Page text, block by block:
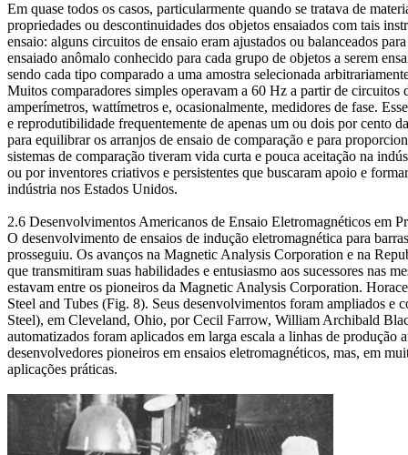
Em quase todos os casos, particularmente quando se tratava de
propriedades ou descontinuidades dos objetos ensaiados com tais
ensaio: alguns circuitos de ensaio eram ajustados ou balanceados
ensaiado anômalo conhecido para cada grupo de objetos a serem
sendo cada tipo comparado a uma amostra selecionada
Muitos comparadores simples operavam a 60 Hz a partir de
amperímetros, wattímetros e, ocasionalmente, medidores de fase.
e reprodutibilidade frequentemente de apenas um ou dois por cento
​​para equilibrar os arranjos de ensaio de comparação e para
sistemas de comparação tiveram vida curta e pouca aceitação na
ou por inventores criativos e persistentes que buscaram apoio e
indústria nos Estados Unidos.
2.6 Desenvolvimentos Americanos de Ensaio Eletromagnéticos em
O desenvolvimento de ensaios de indução eletromagnética para
prosseguiu. Os avanços na Magnetic Analysis Corporation e na
que transmitiram suas habilidades e entusiasmo aos sucessores
estavam entre os pioneiros da Magnetic Analysis Corporation.
Steel and Tubes (Fig. 8). Seus desenvolvimentos foram ampliados
Steel), em Cleveland, Ohio, por Cecil Farrow, William Archibald
automatizados foram aplicados em larga escala a linhas de produção
desenvolvedores pioneiros em ensaios eletromagnéticos, mas, em
aplicações práticas.